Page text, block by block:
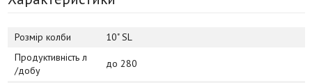
Розмір колби
10" SL
Продуктивність л
/добу
до 280